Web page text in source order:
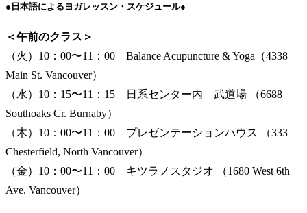
●日本語によるヨガレッスン・スケジュール●
＜午前のクラス＞
（火）10：00〜11：00 Balance Acupuncture & Yoga（4338
Main St. Vancouver）
（水）10：15〜11：15 日系センター内 武道場 （6688
Southoaks Cr. Burnaby）
（木）10：00〜11：00 プレゼンテーションハウス （333
Chesterfield, North Vancouver）
（金）10：00〜11：00 キツラノスタジオ （1680 West 6th
Ave. Vancouver）